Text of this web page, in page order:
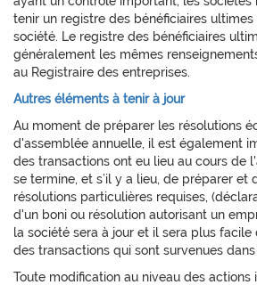
tenir un registre des bénéficiaires
société. Le registre des bénéficiaires
généralement les mêmes
au Registraire des entreprises.
Autres éléments à tenir à jour
Au moment de préparer les résolutions
d'assemblée annuelle, il est également
des transactions ont eu lieu au cours de
se termine, et s’il y a lieu, de préparer et
résolutions particulières requises,
d'un boni ou résolution autorisant un
la société sera à jour et il sera plus facile
des transactions qui sont survenues
Toute modification au niveau des